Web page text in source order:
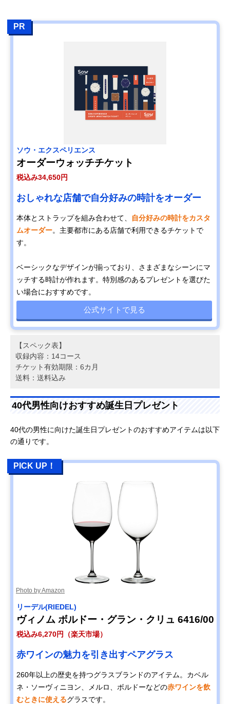
PR
ソウ・エクスペリエンス
オーダーウォッチチケット
税込み34,650円
おしゃれな店舗で自分好みの時計をオーダー
本体とストラップを組み合わせて、
自分好みの時計をカスタ
ムオーダー。主要都市にある店舗で利用できるチケットで
す。
ベーシックなデザインが揃っており、さまざまなシーンにマ
ッチする時計が作れます。特別感のあるプレゼントを選びた
い場合におすすめです。
公式サイトで見る
【スペック表】
収録内容：14コース
チケット有効期限：6カ月
送料：送料込み
40代男性向けおすすめ誕生日プレゼント
40代の男性に向けた誕生日プレゼントのおすすめアイテムは以下
の通りです。
PICK UP！
Photo by Amazon
リーデル(RIEDEL)
ヴィノム ボルドー・グラン・クリュ 6416/00
税込み6,270円（楽天市場）
赤ワインの魅力を引き出すペアグラス
260年以上の歴史を持つグラスブランドのアイテム。カベル
ネ・ソーヴィニヨン、メルロ、ボルドーなどの赤ワインを飲
むときに使えるグラスです。